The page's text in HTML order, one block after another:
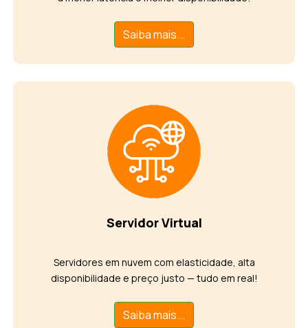
Saiba mais...
Servidor Virtual
Servidores em nuvem com elasticidade, alta
disponibilidade e preço justo — tudo em real!
Saiba mais...